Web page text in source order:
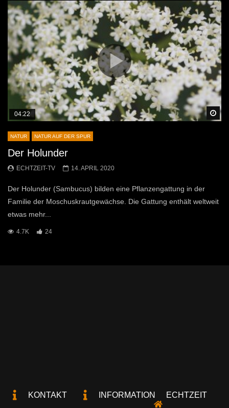
04:22
NATUR NATUR AUF DER SPUR
Der Holunder
ECHTZEIT-TV 14. APRIL 2020
Der Holunder (Sambucus) bilden eine Pflanzengattung in der
Familie der Moschuskrautgewächse. Die Gattung enthält weltweit
etwas mehr...
4.7K 24
KONTAKT INFORMATION ECHTZEIT